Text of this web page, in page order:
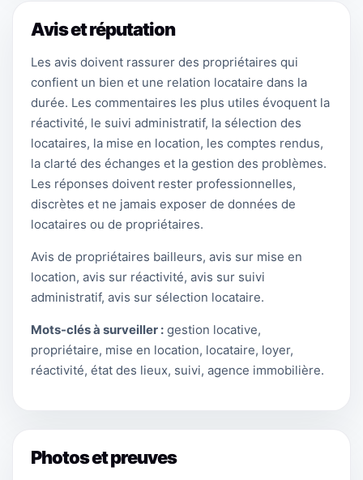
Avis et réputation
Les avis doivent rassurer des propriétaires qui
confient un bien et une relation locataire dans la
durée. Les commentaires les plus utiles évoquent la
réactivité, le suivi administratif, la sélection des
locataires, la mise en location, les comptes rendus,
la clarté des échanges et la gestion des problèmes.
Les réponses doivent rester professionnelles,
discrètes et ne jamais exposer de données de
locataires ou de propriétaires.
Avis de propriétaires bailleurs, avis sur mise en
location, avis sur réactivité, avis sur suivi
administratif, avis sur sélection locataire.
Mots-clés à surveiller : gestion locative,
propriétaire, mise en location, locataire, loyer,
réactivité, état des lieux, suivi, agence immobilière.
Photos et preuves